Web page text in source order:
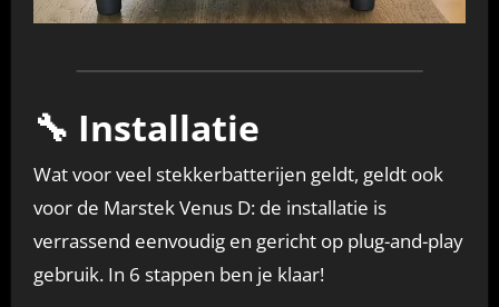
🔧 Installatie
Wat voor veel stekkerbatterijen geldt, geldt ook
voor de Marstek Venus D: de installatie is
verrassend eenvoudig en gericht op plug-and-play
gebruik. In 6 stappen ben je klaar!